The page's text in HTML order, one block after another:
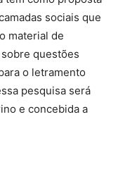
sociais que
material de
questões
o letramento
pesquisa será
e concebida a